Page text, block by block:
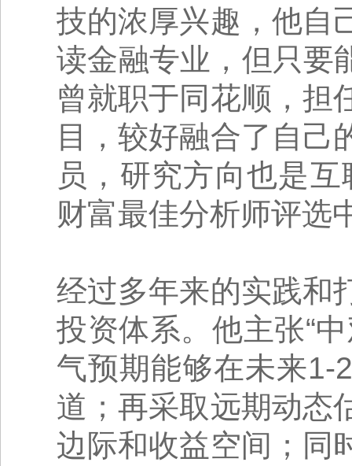
技的浓厚兴趣，他自
读金融专业，但只要
曾就职于同花顺，担
目，较好融合了自己
员，研究方向也是
财富最佳分析师评选
经过多年来的实践和
投资体系。他主张“
气预期能够在未来1-
道；再采取远期动态
边际和收益空间；同